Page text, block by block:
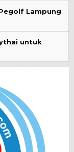
Lampung
untuk